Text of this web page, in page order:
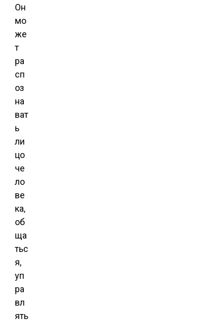
Он
мо
же
т
ра
сп
оз
на
ват
ь
ли
цо
че
ло
ве
ка,
об
ща
тьс
я,
уп
ра
вл
ять